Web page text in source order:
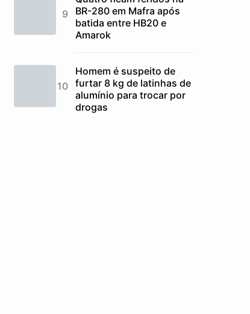
BR-280 em Mafra após
batida entre HB20 e
Amarok
Homem é suspeito de
furtar 8 kg de latinhas de
alumínio para trocar por
drogas